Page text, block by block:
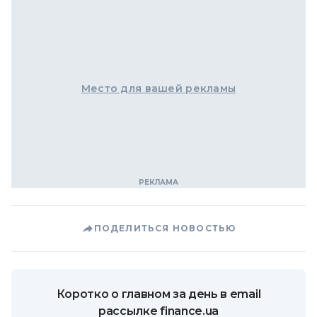
Место для вашей рекламы
ПОДЕЛИТЬСЯ НОВОСТЬЮ
Коротко о главном за день в email
рассылке finance.ua